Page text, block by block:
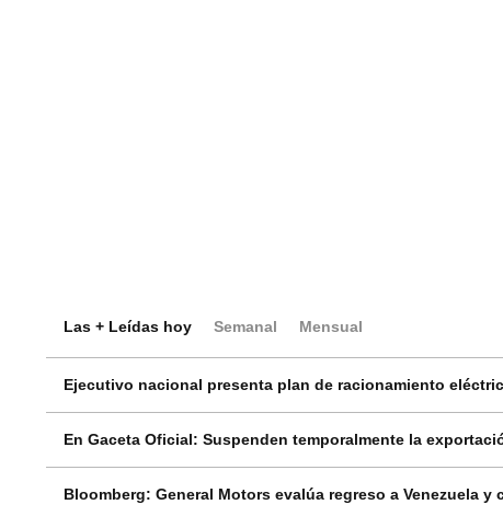
Las + Leídas hoy Semanal Mensual
Ejecutivo nacional presenta plan de racionamiento
En Gaceta Oficial: Suspenden temporalmente la
Bloomberg: General Motors evalúa regreso a Venezuela